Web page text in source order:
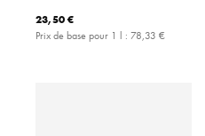
23,50 €
Prix de base pour 1 l : 78,33 €